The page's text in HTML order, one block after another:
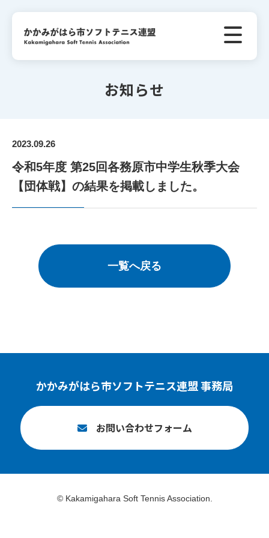
お知らせ
2023.09.26
令和5年度 第25回各務原市中学生秋季大会
【団体戦】の結果を掲載しました。
一覧へ戻る
かかみがはら市ソフトテニス連盟 事務局
お問い合わせフォーム
© Kakamigahara Soft Tennis Association.